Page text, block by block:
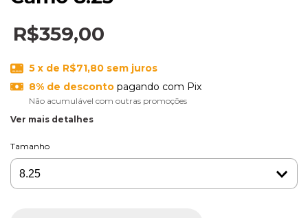
R$359,00
5 x de R$71,80 sem juros
8% de descontopagando com Pix
Não acumulável com outras promoções
Ver mais detalhes
Tamanho